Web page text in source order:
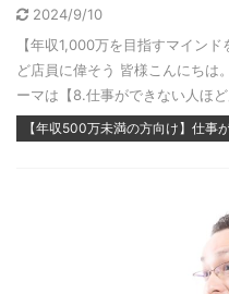
2024/9/10
【年収1,000万を目指すマイン
ど店員に偉そう 皆様こんにちは
ーマは【8.仕事ができない人ほ
【年収500万未満の方向け】仕事